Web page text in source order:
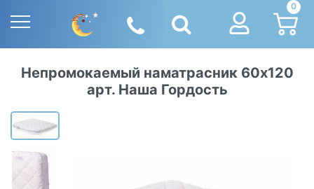
0
Непромокаемый наматрасник 60х120
арт. Наша Гордость